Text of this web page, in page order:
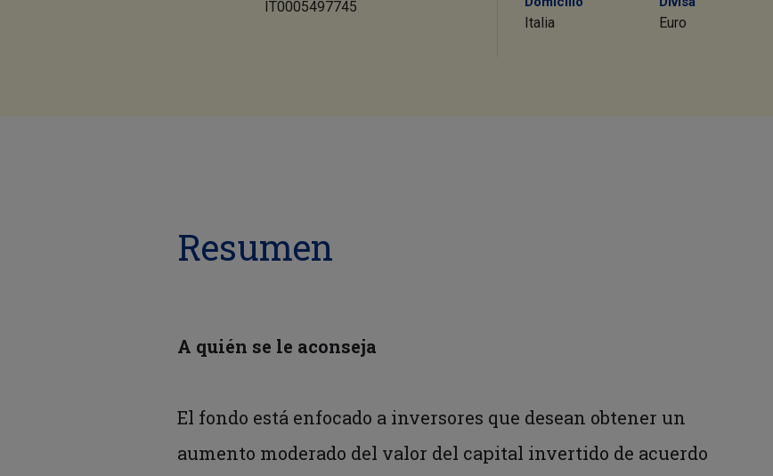
IT0005497745
Italia Euro
Resumen
A quién se le aconseja
El fondo está enfocado a inversores que desean obtener un
aumento moderado del valor del capital invertido de acuerdo